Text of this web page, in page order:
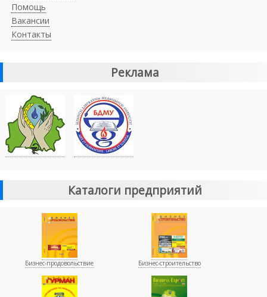
Помощь
Вакансии
Контакты
Реклама
Каталоги предприятий
Бизнес-продовольствие Бизнес-строительство